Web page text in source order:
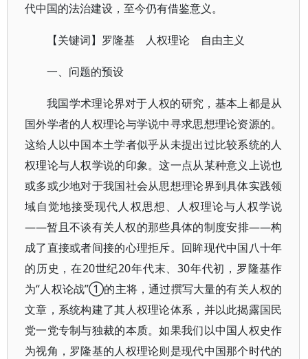
代中国的法治建设，至今仍有借鉴意义。
【关键词】罗隆基 人权理论 自由主义
一、问题的预设
我国学术理论界对于人权的研究，基本上都是从
国外学者的人权理论与学说中寻求思想理论资源的。
这给人以中国本土学者似乎从未提出过比较系统的人
权理论与人权学说的印象。这一点从某种意义上说也
或多或少地对于我国社会从思想理论界到具体实践领
域自觉地接受现代人权思想、人权理论与人权学说
——暂且不谈有关人权的那些具体的制度安排——构
成了直接或者间接的心理拒斥。回眸现代中国八十年
的历史，在20世纪20年代末、30年代初，罗隆基作
为“人权论战”①的主将，通过撰写大量的有关人权的
文章，系统构建了其人权理论体系，并以此揭露国民
党一党专制与独裁的本质。如果我们以中国人权史作
为视角，罗隆基的人权理论则是现代中国那个时代的